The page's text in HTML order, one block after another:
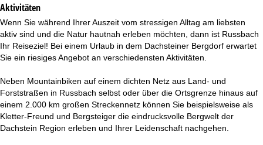
Aktivitäten
Wenn Sie während Ihrer Auszeit vom stressigen Alltag am liebsten
aktiv sind und die Natur hautnah erleben möchten, dann ist Russbach
Ihr Reiseziel! Bei einem Urlaub in dem Dachsteiner Bergdorf erwartet
Sie ein riesiges Angebot an verschiedensten Aktivitäten.
Neben Mountainbiken auf einem dichten Netz aus Land- und
Forststraßen in Russbach selbst oder über die Ortsgrenze hinaus auf
einem 2.000 km großen Streckennetz können Sie beispielsweise als
Kletter-Freund und Bergsteiger die eindrucksvolle Bergwelt der
Dachstein Region erleben und Ihrer Leidenschaft nachgehen.